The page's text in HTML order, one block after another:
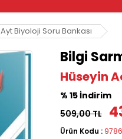
Ayt Biyoloji Soru Bankası
Bilgi
Hüseyin
% 15 İndirim
509,00 TL
Ürün Kodu :